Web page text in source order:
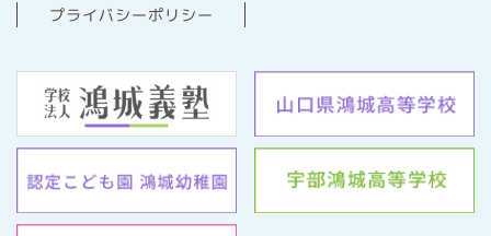
プライバシーポリシー